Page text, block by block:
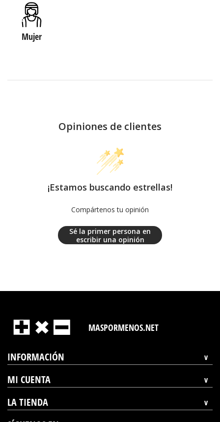
Mujer
Opiniones de clientes
¡Estamos buscando estrellas!
Compártenos tu opinión
Sé la primer persona en
escribir una opinión
MASPORMENOS.NET
INFORMACIÓN
MI CUENTA
LA TIENDA